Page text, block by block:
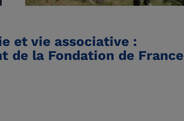
et vie associative :
de la Fondation de France